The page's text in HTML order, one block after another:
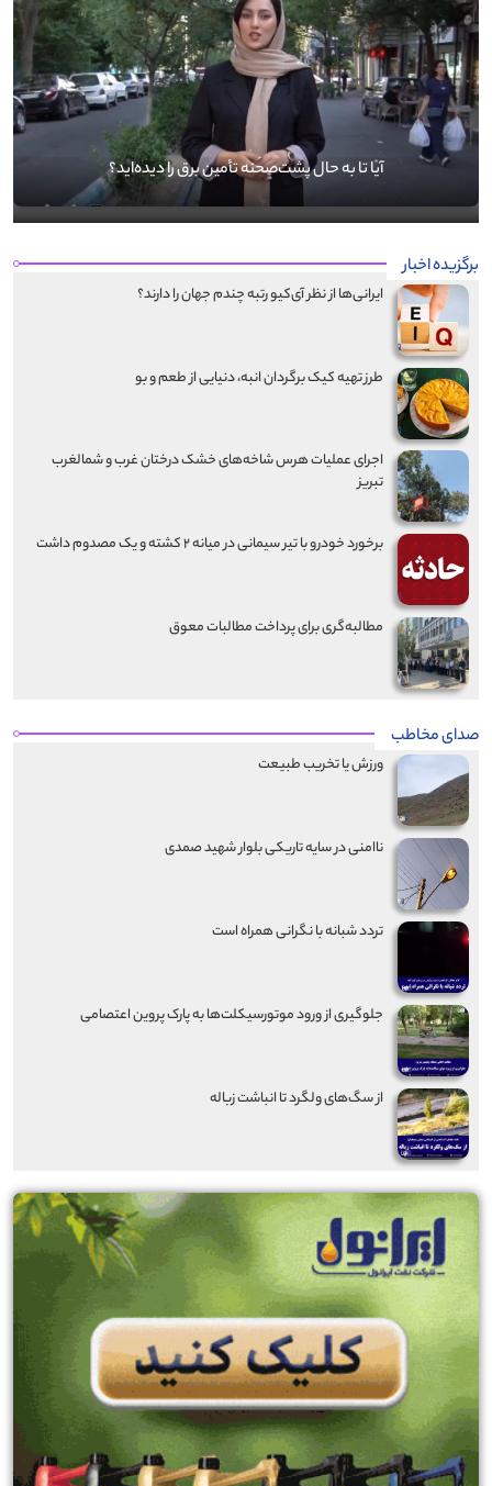
آیا تا به حال پشت‌صحنه تأمین برق را دیده‌اید؟
برگزیده اخبار
ایرانی‌ها از نظر آی‌کیو رتبه چندم جهان را دارند؟
طرز تهیه کیک برگردان انبه، دنیایی از طعم و بو
اجرای عملیات هرس شاخه‌های خشک درختان غرب و شمالغرب
تبریز
برخورد خودرو با تیر سیمانی در میانه ۲ کشته و یک مصدوم داشت
مطالبه‌گری برای پرداخت مطالبات معوق
صدای مخاطب
ورزش یا تخریب طبیعت
ناامنی در سایه تاریکی بلوار شهید صمدی
تردد شبانه با نگرانی همراه است
جلوگیری از ورود موتورسیکلت‌ها به پارک پروین اعتصامی
از سگ‌های ولگرد تا انباشت زباله